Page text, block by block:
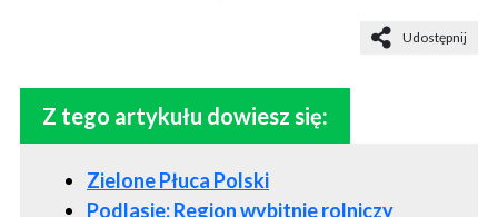
Udostępnij
Z tego artykułu dowiesz się:
Zielone Płuca Polski
Podlasie: Region wybitnie rolniczy